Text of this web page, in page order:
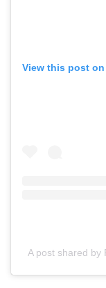
View this post
A post shared by